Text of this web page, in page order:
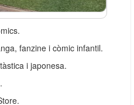
fanzine i còmic infantil.
i japonesa.